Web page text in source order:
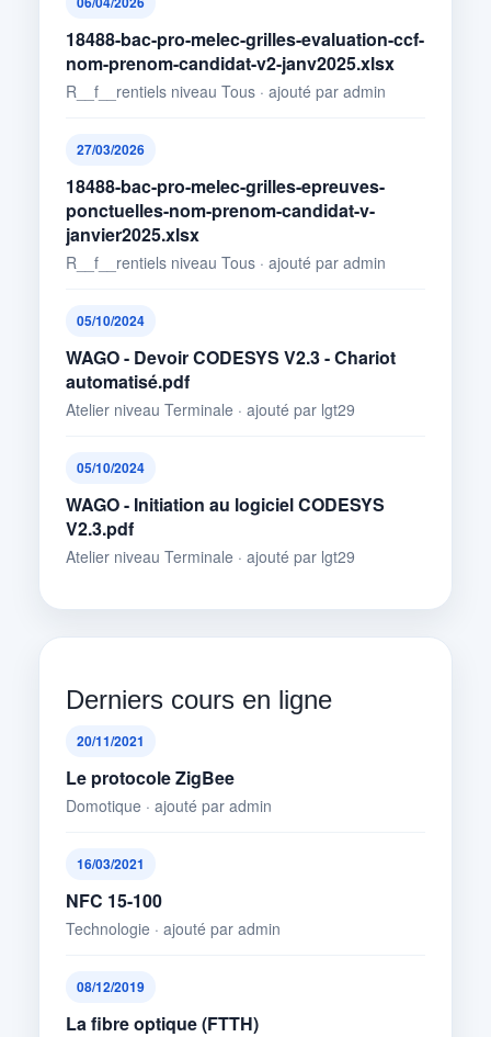
18488-bac-pro-melec-grilles-evaluation-ccf-
nom-prenom-candidat-v2-janv2025.xlsx
R__f__rentiels niveau Tous · ajouté par admin
27/03/2026
18488-bac-pro-melec-grilles-epreuves-
ponctuelles-nom-prenom-candidat-v-
janvier2025.xlsx
R__f__rentiels niveau Tous · ajouté par admin
05/10/2024
WAGO - Devoir CODESYS V2.3 - Chariot
automatisé.pdf
Atelier niveau Terminale · ajouté par lgt29
05/10/2024
WAGO - Initiation au logiciel CODESYS
V2.3.pdf
Atelier niveau Terminale · ajouté par lgt29
Derniers cours en ligne
20/11/2021
Le protocole ZigBee
Domotique · ajouté par admin
16/03/2021
NFC 15-100
Technologie · ajouté par admin
08/12/2019
La fibre optique (FTTH)